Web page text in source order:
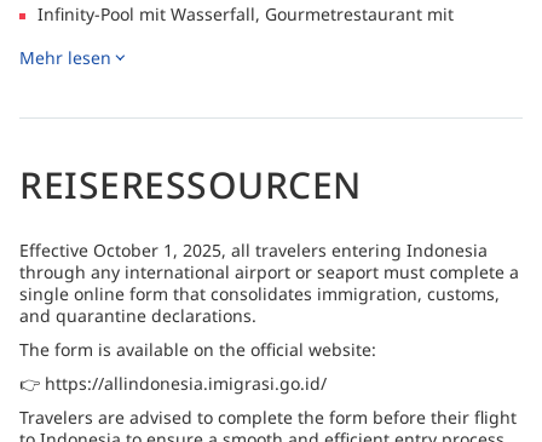
Infinity-Pool mit Wasserfall, Gourmetrestaurant mit
mehrstöckige Cocktailbar mit Blick auf den
Mehr lesen
REISERESSOURCEN
Effective October 1, 2025, all travelers entering Indonesia
through any international airport or seaport must complete a
single online form that consolidates immigration, customs,
and quarantine declarations.
The form is available on the official website:
👉 https://allindonesia.imigrasi.go.id/
Travelers are advised to complete the form before their flight